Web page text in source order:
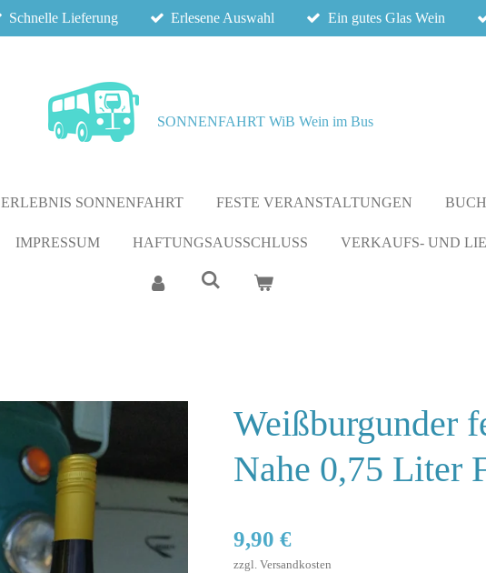
Schnelle Lieferung Erlesene Auswahl Ein gutes Glas Wein
SONNENFAHRT WiB Wein im Bus
ERLEBNIS SONNENFAHRT FESTE VERANSTALTUNGEN
IMPRESSUM HAFTUNGSAUSSCHLUSS VERKAUFS- UND
Weißburgunder
Nahe 0,75 Liter
9,90 €
zzgl. Versandkosten